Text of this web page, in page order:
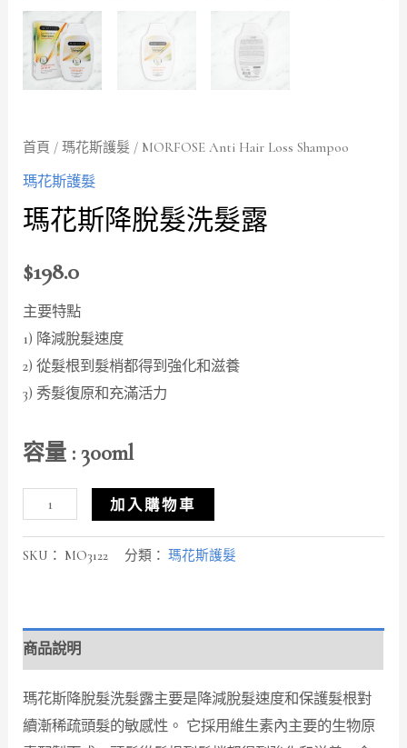
首頁 /瑪花斯護髮 / MORFOSE Anti Hair Loss Shampoo
瑪花斯護髮
瑪花斯降脫髮洗髮露
$198.0
主要特點
1) 降減脫髮速度
2) 從髮根到髮梢都得到強化和滋養
3) 秀髮復原和充滿活力
容量 : 300ml
加入購物車
SKU： MO3122 分類：瑪花斯護髮
商品說明
瑪花斯降脫髮洗髮露主要是降減脫髮速度和保護髮根對
續漸稀疏頭髮的敏感性。 它採用維生素內主要的生物原